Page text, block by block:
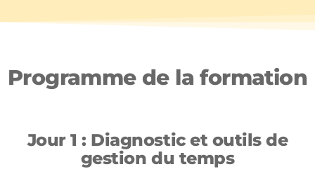
Programme de la formation
Jour 1 : Diagnostic et outils de
gestion du temps